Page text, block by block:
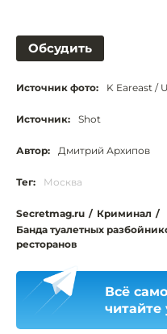
Обсудить
Источник фото: K Eareast /
Источник: Shot
Автор: Дмитрий Архипов
Тег: Москва
Secretmag.ru / Криминал /
Банда туалетных
ресторанов
Всё
читайте